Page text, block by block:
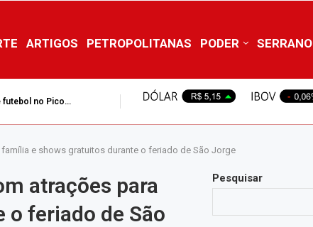
ARTIGOS PETROPOLITANAS PODER SERRANO
futebol no Pico...
e shows gratuitos durante o feriado de São Jorge
atrações para
feriado de São
Pesquisar